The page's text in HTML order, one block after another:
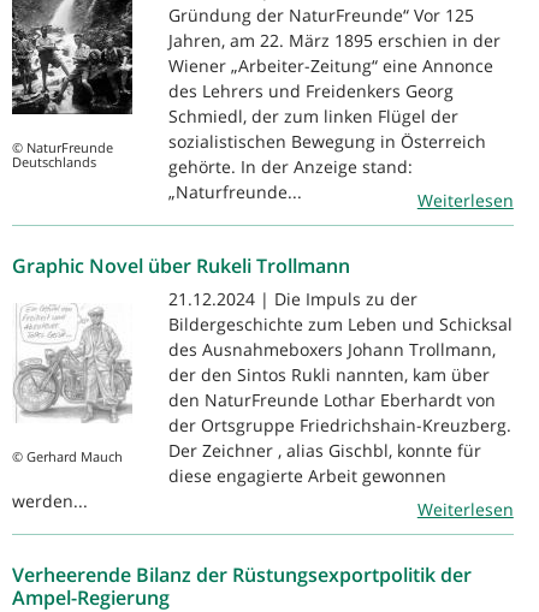
© NaturFreunde
Deutschlands
Gründung der NaturFreunde“ Vor 125
Jahren, am 22. März 1895 erschien in der
Wiener „Arbeiter-Zeitung“ eine Annonce
des Lehrers und Freidenkers Georg
Schmiedl, der zum linken Flügel der
sozialistischen Bewegung in Österreich
gehörte. In der Anzeige stand:
„Naturfreunde...
Weiterlesen
Graphic Novel über Rukeli Trollmann
© Gerhard Mauch
21.12.2024 | Die Impuls zu der
Bildergeschichte zum Leben und Schicksal
des Ausnahmeboxers Johann Trollmann,
der den Sintos Rukli nannten, kam über
den NaturFreunde Lothar Eberhardt von
der Ortsgruppe Friedrichshain-Kreuzberg.
Der Zeichner , alias Gischbl, konnte für
diese engagierte Arbeit gewonnen
werden...
Weiterlesen
Verheerende Bilanz der Rüstungsexportpolitik der
Ampel-Regierung